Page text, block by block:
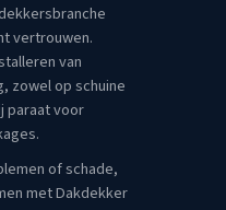
vertrouwen.
van
zowel op schuine
paraat voor
of schade,
met Dakdekker